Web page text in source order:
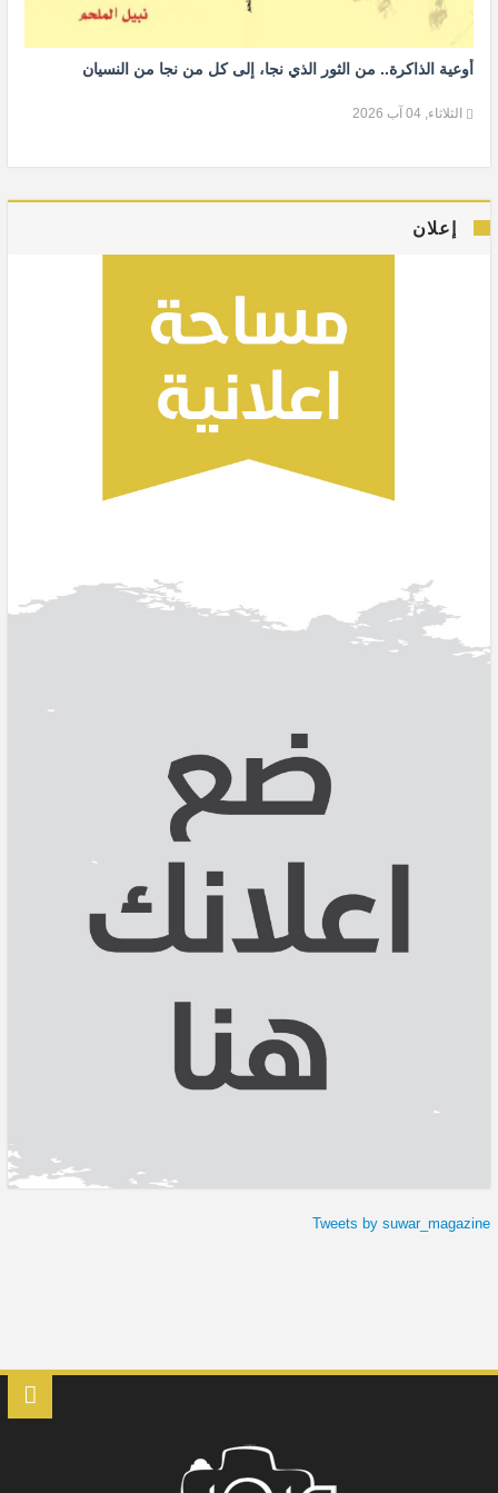
أوعية الذاكرة.. من الثور الذي نجا، إلى كل من نجا من النسيان
الثلاثاء, 04 آب 2026
إعلان
Tweets by suwar_magazine